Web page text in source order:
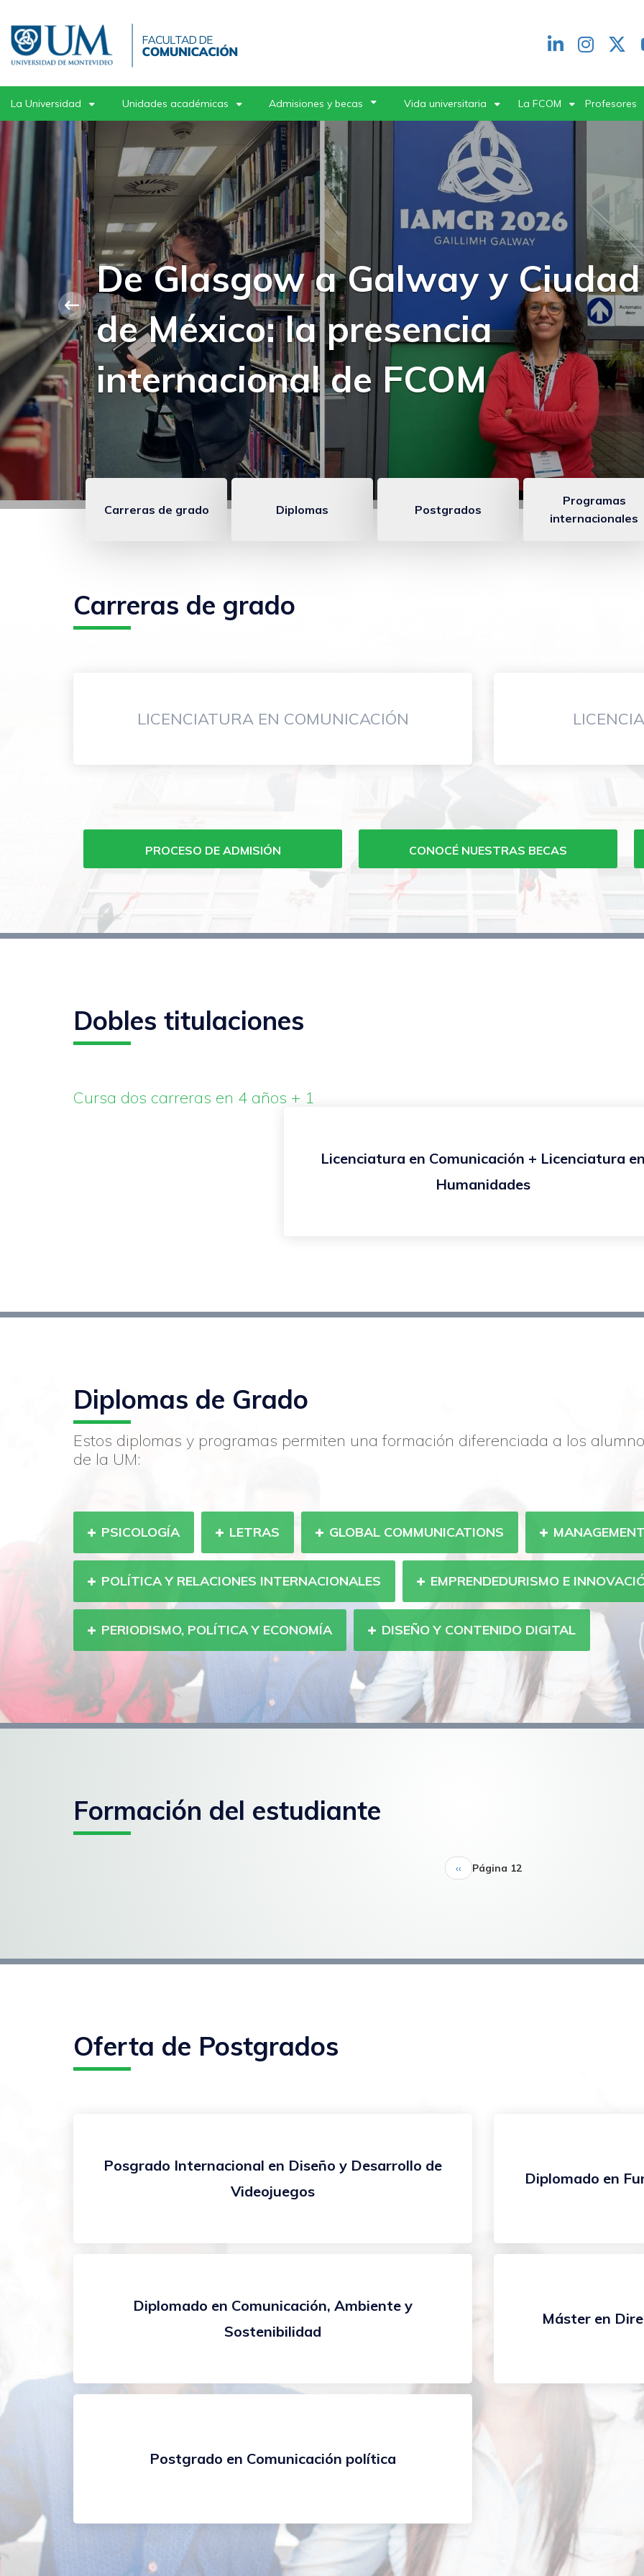
contenido
principal
Redes
header
La Universidad Unidades académicas Admisiones y becas Vida universitaria La FCOM Profesores
Postgrados FCOM inauguró un
ciclo de masterclasses con una
charla sobre comunicación
estratégica
Carreras de grado Diplomas Postgrados
Programas
internacionales
Carreras de grado
LICENCIATURA EN COMUNICACIÓN
carreras
grado
FCOM
PROCESO DE ADMISIÓN CONOCÉ NUESTRAS BECAS
Dobles titulaciones
Cursa dos carreras en 4 años + 1
Licenciatura en Comunicación + Licenciatura
Humanidades
Diplomas de Grado
Estos diplomas y programas permiten una formación diferenciada a los
de la UM:
PSICOLOGÍA LETRAS GLOBAL COMMUNICATIONS
POLÍTICA Y RELACIONES INTERNACIONALES EMPRENDEDURISMO E
PERIODISMO, POLÍTICA Y ECONOMÍA DISEÑO Y CONTENIDO DIGITAL
Formación del estudiante
Página
anterior
‹‹ Página 12
Oferta de Postgrados
Posgrado Internacional en Diseño y Desarrollo de
Videojuegos
Diplomado en
Diplomado en Comunicación, Ambiente y
Sostenibilidad
Máster en
Postgrado en Comunicación política